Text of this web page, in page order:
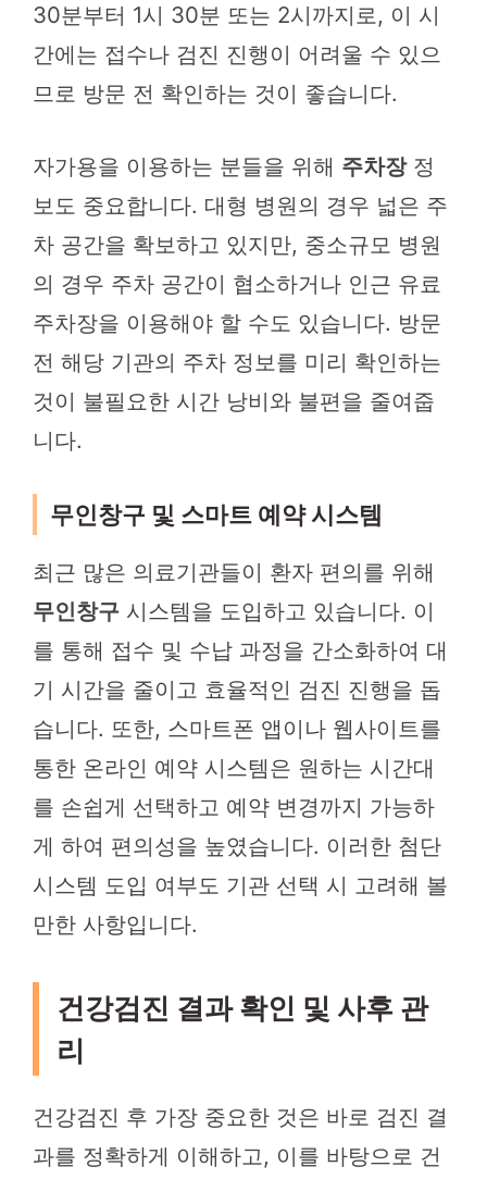
30분부터 1시 30분 또는 2시까지로, 이 시
간에는 접수나 검진 진행이 어려울 수 있으
므로 방문 전 확인하는 것이 좋습니다.
자가용을 이용하는 분들을 위해 주차장정
보도 중요합니다. 대형 병원의 경우 넓은 주
차 공간을 확보하고 있지만, 중소규모 병원
의 경우 주차 공간이 협소하거나 인근 유료
주차장을 이용해야 할 수도 있습니다. 방문
전 해당 기관의 주차 정보를 미리 확인하는
것이 불필요한 시간 낭비와 불편을 줄여줍
니다.
무인창구 및 스마트 예약 시스템
최근 많은 의료기관들이 환자 편의를 위해
무인창구 시스템을 도입하고 있습니다. 이
를 통해 접수 및 수납 과정을 간소화하여 대
기 시간을 줄이고 효율적인 검진 진행을 돕
습니다. 또한, 스마트폰 앱이나 웹사이트를
통한 온라인 예약 시스템은 원하는 시간대
를 손쉽게 선택하고 예약 변경까지 가능하
게 하여 편의성을 높였습니다. 이러한 첨단
시스템 도입 여부도 기관 선택 시 고려해 볼
만한 사항입니다.
건강검진 결과 확인 및 사후 관
리
건강검진 후 가장 중요한 것은 바로 검진 결
과를 정확하게 이해하고, 이를 바탕으로 건